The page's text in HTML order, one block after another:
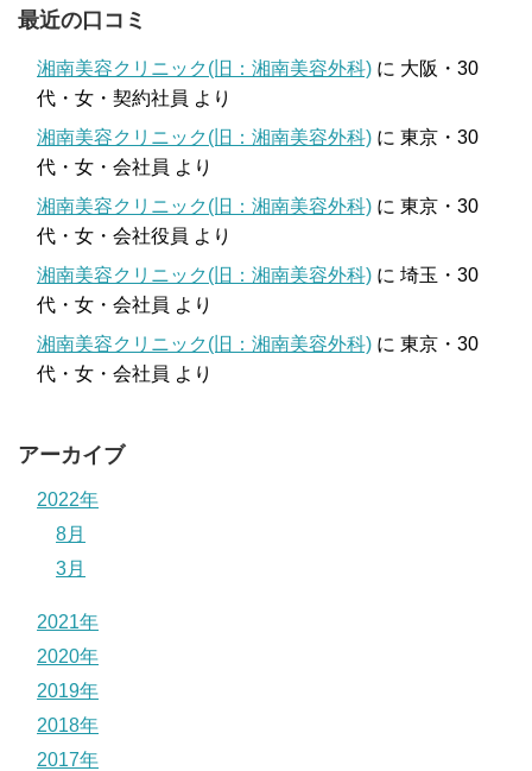
最近の口コミ
湘南美容クリニック(旧：湘南美容外科) に 大阪・30
代・女・契約社員 より
湘南美容クリニック(旧：湘南美容外科) に 東京・30
代・女・会社員 より
湘南美容クリニック(旧：湘南美容外科) に 東京・30
代・女・会社役員 より
湘南美容クリニック(旧：湘南美容外科) に 埼玉・30
代・女・会社員 より
湘南美容クリニック(旧：湘南美容外科) に 東京・30
代・女・会社員 より
アーカイブ
2022年
8月
3月
2021年
2020年
2019年
2018年
2017年